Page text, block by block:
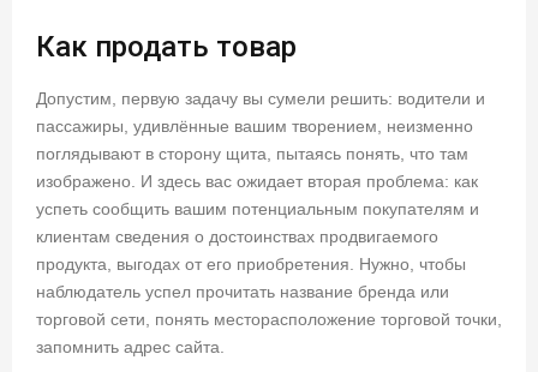
Как продать товар
Допустим, первую задачу вы сумели решить: водители и
пассажиры, удивлённые вашим творением, неизменно
поглядывают в сторону щита, пытаясь понять, что там
изображено. И здесь вас ожидает вторая проблема: как
успеть сообщить вашим потенциальным покупателям и
клиентам сведения о достоинствах продвигаемого
продукта, выгодах от его приобретения. Нужно, чтобы
наблюдатель успел прочитать название бренда или
торговой сети, понять месторасположение торговой точки,
запомнить адрес сайта.